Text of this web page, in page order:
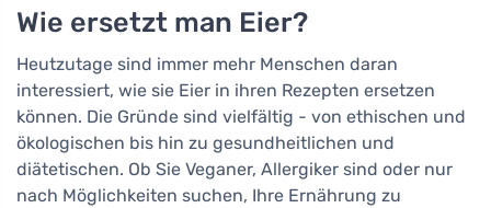
Wie ersetzt man Eier?
Heutzutage sind immer mehr Menschen daran
interessiert, wie sie Eier in ihren Rezepten ersetzen
können. Die Gründe sind vielfältig - von ethischen und
ökologischen bis hin zu gesundheitlichen und
diätetischen. Ob Sie Veganer, Allergiker sind oder nur
nach Möglichkeiten suchen, Ihre Ernährung zu